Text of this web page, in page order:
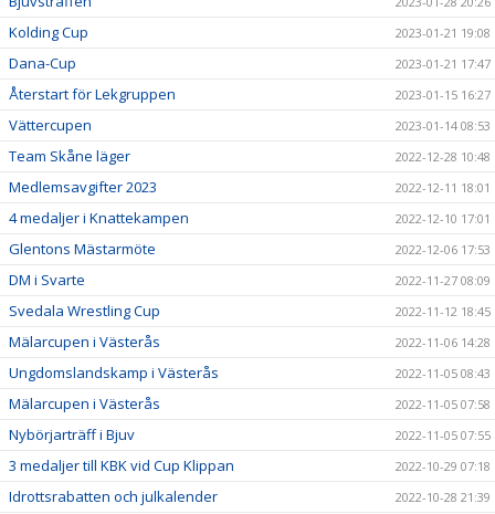
Kolding Cup 2023-01-21 19:08
Dana-Cup 2023-01-21 17:47
Återstart för Lekgruppen 2023-01-15 16:27
Vättercupen 2023-01-14 08:53
Team Skåne läger 2022-12-28 10:48
Medlemsavgifter 2023 2022-12-11 18:01
4 medaljer i Knattekampen 2022-12-10 17:01
Glentons Mästarmöte 2022-12-06 17:53
DM i Svarte 2022-11-27 08:09
Svedala Wrestling Cup 2022-11-12 18:45
Mälarcupen i Västerås 2022-11-06 14:28
Ungdomslandskamp i Västerås 2022-11-05 08:43
Mälarcupen i Västerås 2022-11-05 07:58
Nybörjarträff i Bjuv 2022-11-05 07:55
3 medaljer till KBK vid Cup Klippan 2022-10-29 07:18
Idrottsrabatten och julkalender 2022-10-28 21:39